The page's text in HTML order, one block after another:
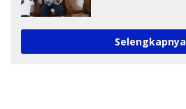
Selengkapnya